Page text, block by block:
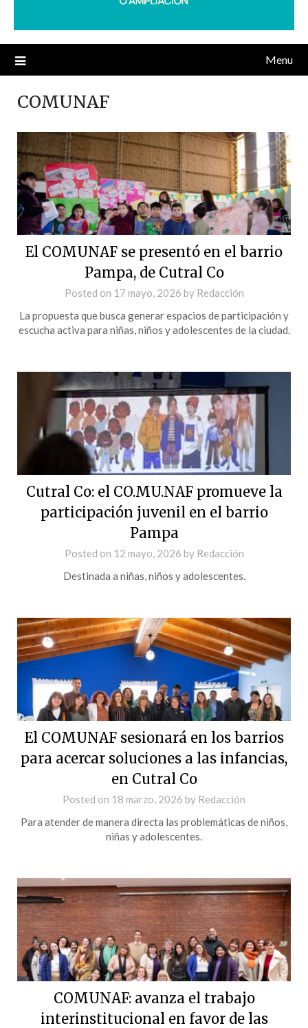
Menu
COMUNAF
El COMUNAF se presentó en el barrio
Pampa, de Cutral Co
Posted on 17 mayo, 2026 by Redacción
La propuesta que busca generar espacios de participación y
escucha activa para niñas, niños y adolescentes de la ciudad.
Cutral Co: el CO.MU.NAF promueve la
participación juvenil en el barrio
Pampa
Posted on 12 mayo, 2026 by Redacción
Destinada a niñas, niños y adolescentes.
El COMUNAF sesionará en los barrios
para acercar soluciones a las infancias,
en Cutral Co
Posted on 18 marzo, 2026 by Redacción
Para atender de manera directa las problemáticas de niños,
niñas y adolescentes.
COMUNAF: avanza el trabajo
interinstitucional en favor de las